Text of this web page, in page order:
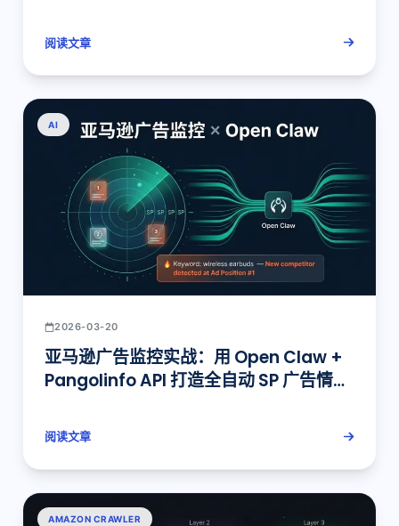
阅读文章
AI
2026-03-20
亚马逊广告监控实战：用 Open Claw +
Pangolinfo API 打造全自动 SP 广告情报
阅读文章
AMAZON CRAWLER